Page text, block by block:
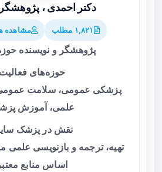
دکتر احمدی ،
۱,۸۲۱ مطلب مشاهده
پژوهشگر و نویسنده
حوزه‌های
پزشکی عمومی، سلامت
علمی، آموزش
نقش در پزشک
تهیه، ترجمه و بازنویسی علمی
اساس منابع